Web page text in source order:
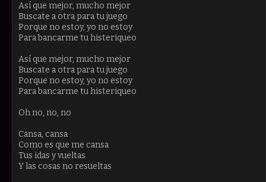
Así que mejor, mucho mejor
Buscate a otra para tu juego
Porque no estoy, yo no estoy
Para bancarme tu histeriqueo
Así que mejor, mucho mejor
Buscate a otra para tu juego
Porque no estoy, yo no estoy
Para bancarme tu histeriqueo
Oh no, no, no
Cansa, cansa
Como es que me cansa
Tus idas y vueltas
Y las cosas no resueltas